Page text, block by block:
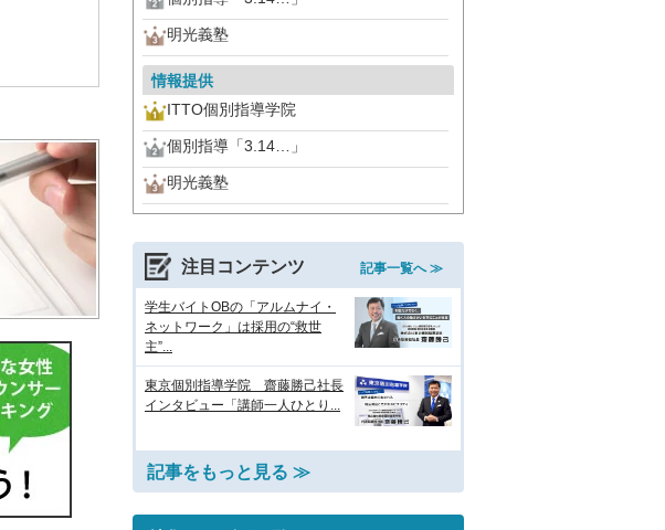
明光義塾
情報提供
ITTO個別指導学院
個別指導「3.14…」
明光義塾
注目コンテンツ 記事一覧へ ≫
学生バイトOBの「アルムナイ・
ネットワーク」は採用の“救世
主”...
東京個別指導学院 齋藤勝己社長
インタビュー「講師一人ひとり...
記事をもっと見る ≫